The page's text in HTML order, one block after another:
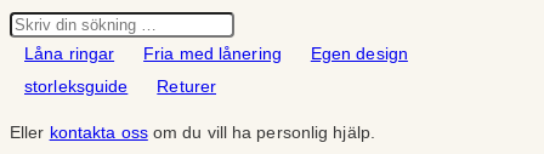
Sök
Låna ringar
Fria med lånering
Egen design
storleksguide
Returer
Eller kontakta ossom du vill ha personlig hjälp.